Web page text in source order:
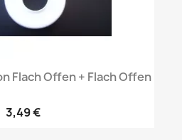
Flach Offen + Flach Offen
3,49 €